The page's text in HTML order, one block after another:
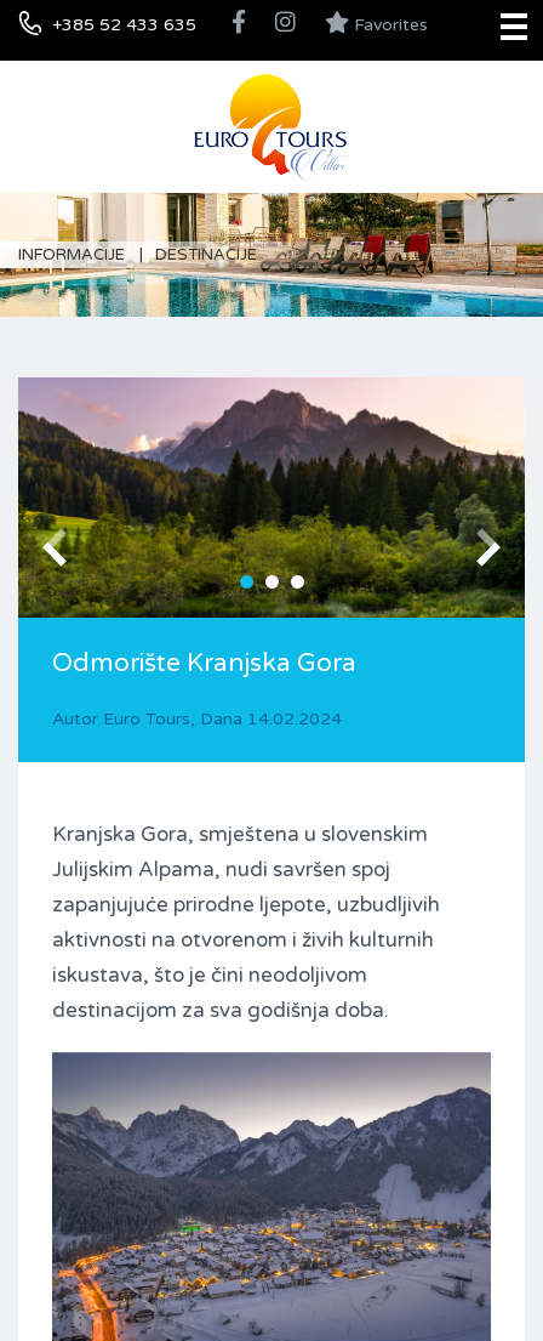
+385 52 433 635 Favorites
INFORMACIJE DESTINACIJE
Odmorište Kranjska Gora
Autor Euro Tours, Dana 14.02.2024
Kranjska Gora, smještena u slovenskim
Julijskim Alpama, nudi savršen spoj
zapanjujuće prirodne ljepote, uzbudljivih
aktivnosti na otvorenom i živih kulturnih
iskustava, što je čini neodoljivom
destinacijom za sva godišnja doba.